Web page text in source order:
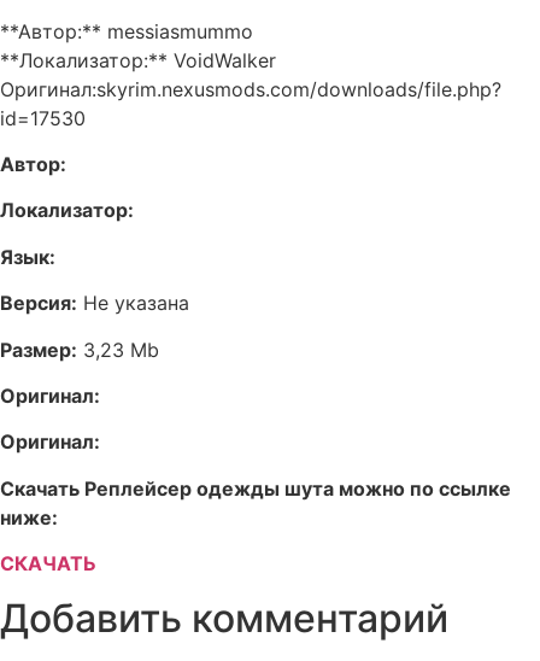
**Автор:** messiasmummo
**Локализатор:** VoidWalker
Оригинал:skyrim.nexusmods.com/downloads/file.php?
id=17530
Автор:
Локализатор:
Язык:
Версия: Не указана
Размер: 3,23 Mb
Оригинал:
Оригинал:
Скачать Реплейсер одежды шута можно по ссылке
ниже:
СКАЧАТЬ
Добавить комментарий